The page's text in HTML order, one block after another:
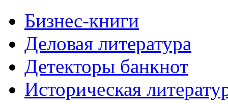
Бизнес-книги
Деловая литература
Детекторы банкнот
Историческая